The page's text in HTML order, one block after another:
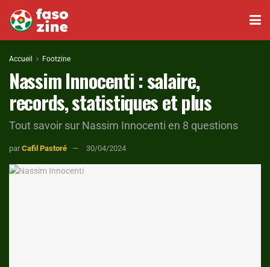
Accueil Footzine
Nassim Innocenti : salaire,
records, statistiques et plus
Tout savoir sur Nassim Innocenti en 8 questions
par Cafil Pastoré 30/04/2024